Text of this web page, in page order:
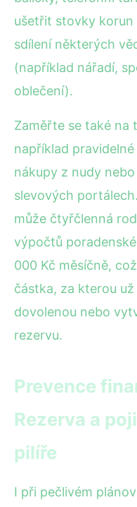
ušetřit stovky
sdílení některých
(například nářadí,
oblečení).
Zaměřte se také na
například
nákupy z nudy
slevových
může čtyřčlenná
výpočtů
000 Kč měsíčně,
částka, za kterou
dovolenou nebo
rezervu.
Prevence
Rezerva a
pilíře
I při pečlivém